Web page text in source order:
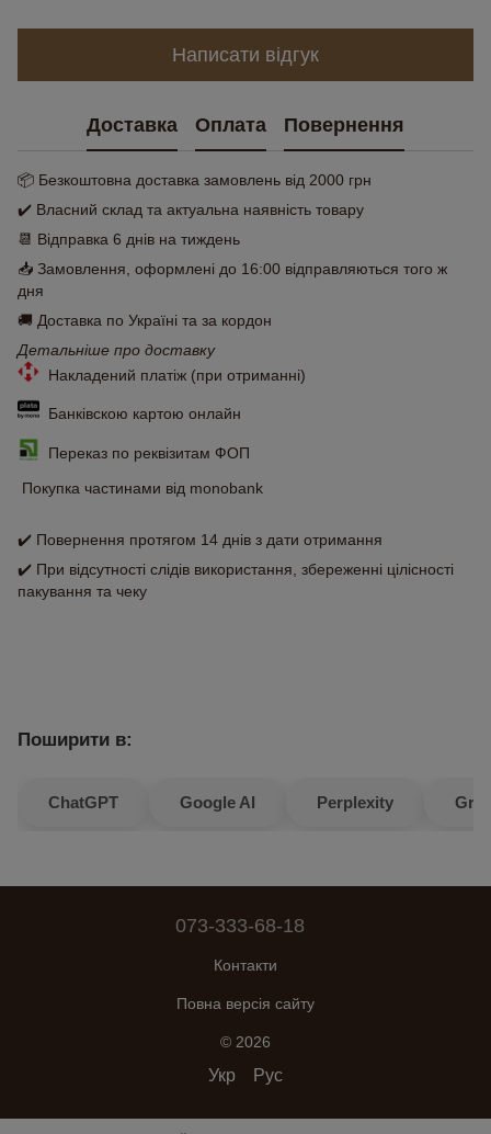
Написати відгук
Доставка Оплата Повернення
📦 Безкоштовна доставка замовлень від 2000 грн
✔️ Власний склад та актуальна наявність товару
📆 Відправка 6 днів на тиждень
📥 Замовлення, оформлені до 16:00 відправляються того ж
дня
🚚 Доставка по Україні та за кордон
Детальніше про доставку
Накладений платіж (при отриманні)
Банківскою картою онлайн
Переказ по реквізитам ФОП
Покупка частинами від monobank
✔️ Повернення протягом 14 днів з дати отримання
✔️ При відсутності слідів використання, збереженні цілісності
пакування та чеку
Поширити в:
ChatGPT Google AI Perplexity
073-333-68-18
Контакти
Повна версія сайту
© 2026
Укр Рус